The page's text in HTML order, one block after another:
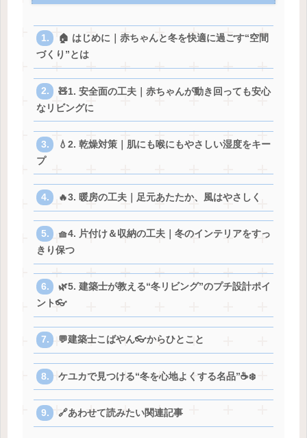
🏠 はじめに｜赤ちゃんと冬を快適に過ごす“空間
づくり”とは
🧸1. 安全面の工夫｜赤ちゃんが動き回っても安心
なリビングに
💧2. 乾燥対策｜肌にも喉にもやさしい湿度をキー
プ
🔥3. 暖房の工夫｜足元あたたか、風はやさしく
🧺4. 片付け＆収納の工夫｜冬のインテリアをすっ
きり保つ
🌿5. 建築士が教える“冬リビング”のプチ設計ポイ
ント👓
💬建築士こばやん👓からひとこと
ケユカで見つける“冬を心地よくする名品”☕️❄️
🔗あわせて読みたい関連記事